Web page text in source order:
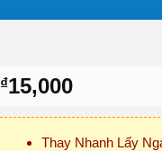
₫15,000
Thay Nhanh Lấy